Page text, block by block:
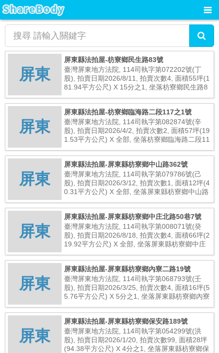
屏東
屏東縣法拍屋-枋寮鄉民生路83號
臺灣屏東地方法院, 114司執字第072202號(丁
股), 拍賣日期2026/8/11, 拍賣次數4, 面積55坪(1
81.94平方公尺) X 15分之1, 坐落枋寮鄉民生路8
屏東
屏東縣法拍屋-枋寮鄉臨海路二段117之1號
臺灣屏東地方法院, 114司執字第082874號(辛
股), 拍賣日期2026/4/2, 拍賣次數2, 面積57坪(19
1.53平方公尺) X 全部, 坐落枋寮鄉臨海路二段11
屏東
屏東縣法拍屋-屏東縣枋寮鄉中山路362號
臺灣屏東地方法院, 114司執字第079786號(己
股), 拍賣日期2026/3/12, 拍賣次數1, 面積12坪(4
0.31平方公尺) X 全部, 坐落屏東縣枋寮鄉中山路
屏東
屏東縣法拍屋-屏東縣枋寮鄉中庄北路50巷7號
臺灣屏東地方法院, 114司執字第008071號(癸
股), 拍賣日期2026/8/18, 拍賣次數4, 面積66坪(2
19.92平方公尺) X 全部, 坐落屏東縣枋寮鄉中庄
屏東
屏東縣法拍屋-屏東縣枋寮鄉內寮二路19號
臺灣屏東地方法院, 114司執字第068793號(壬
股), 拍賣日期2026/3/25, 拍賣次數4, 面積16坪(5
5.76平方公尺) X 5分之1, 坐落屏東縣枋寮鄉內寮
屏東
屏東縣法拍屋-屏東縣枋寮鄉保安路189號
臺灣屏東地方法院, 114司執字第054299號(洪
股), 拍賣日期2026/1/20, 拍賣次數99, 面積28坪
(94.38平方公尺) X 4分之1, 坐落屏東縣枋寮鄉保